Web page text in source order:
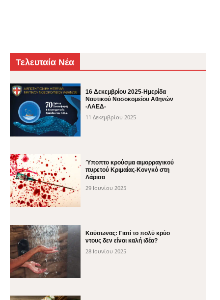
Τελευταία Νέα
16 Δεκεμβρίου 2025-Ημερίδα
Ναυτικού Νοσοκομείου Αθηνών
-ΛΑΕΔ-
11 Δεκεμβρίου 2025
Ύποπτο κρούσμα αιμορραγικού
πυρετού Κριμαίας-Κονγκό στη
Λάρισα
29 Ιουνίου 2025
Καύσωνας: Γιατί το πολύ κρύο
ντους δεν είναι καλή ιδέα?
28 Ιουνίου 2025